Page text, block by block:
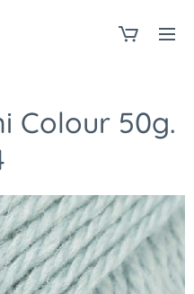
Colour 50g.